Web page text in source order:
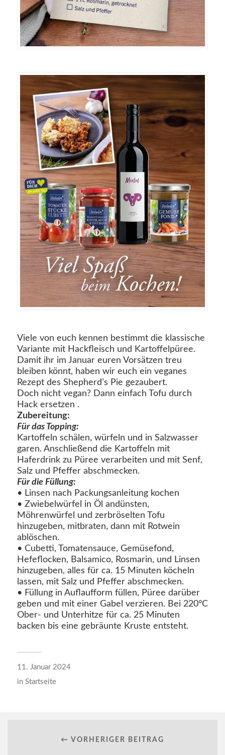
Viele von euch kennen bestimmt die klassische
Variante mit Hackfleisch und Kartoffelpüree.
Damit ihr im Januar euren Vorsätzen treu
bleiben könnt, haben wir euch ein veganes
Rezept des Shepherd’s Pie gezaubert.
Doch nicht vegan? Dann einfach Tofu durch
Hack ersetzen .
Zubereitung:
Für das Topping:
Kartoffeln schälen, würfeln und in Salzwasser
garen. Anschließend die Kartoffeln mit
Haferdrink zu Püree verarbeiten und mit Senf,
Salz und Pfeffer abschmecken.
Für die Füllung:
• Linsen nach Packungsanleitung kochen
• Zwiebelwürfel in Öl andünsten,
Möhrenwürfel und zerbröselten Tofu
hinzugeben, mitbraten, dann mit Rotwein
ablöschen.
• Cubetti, Tomatensauce, Gemüsefond,
Hefeflocken, Balsamico, Rosmarin, und Linsen
hinzugeben, alles für ca. 15 Minuten köcheln
lassen, mit Salz und Pfeffer abschmecken.
• Füllung in Auflaufform füllen, Püree darüber
geben und mit einer Gabel verzieren. Bei 220°C
Ober- und Unterhitze für ca. 25 Minuten
backen bis eine gebräunte Kruste entsteht.
11. Januar 2024
in Startseite
← VORHERIGER BEITRAG